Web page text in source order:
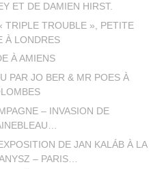
ET DE DAMIEN HIRST.
TRIPLE TROUBLE », PETITE
À LONDRES
À AMIENS
PAR JO BER & MR POES À
– INVASION DE
DE JAN KALÁB À LA
– PARIS…